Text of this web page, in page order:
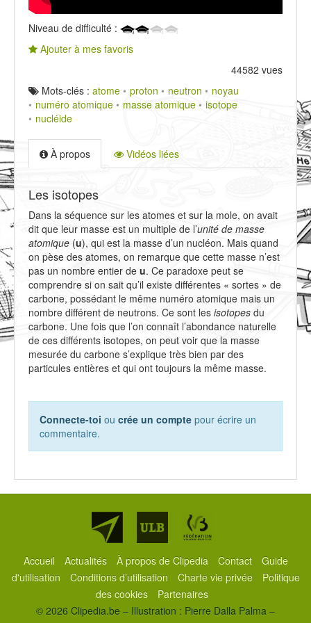
Niveau de difficulté :
Ajouter à mes favoris
44582 vues
Mots-clés : atome proton neutron
noyau
numéro atomique
masse atomique
isotope
nucléide
À propos Vidéos liées
Les isotopes
Dans la séquence sur les atomes et sur la mole, on avait
dit que leur masse est un multiple de l’unité de masse
atomique (u), qui est la masse d’un nucléon. Mais quand
on pèse des atomes, on remarque que cette masse n’est
pas un nombre entier de u. Ce paradoxe peut se
comprendre si on sait qu’il existe différentes « sortes » de
carbone, possédant le même numéro atomique mais un
nombre différent de neutrons. Ce sont les isotopes du
carbone. Une fois que l’on connaît l’abondance naturelle
de ces différents isotopes, on peut voir que la masse
mesurée du carbone s’explique très bien par des
particules entières et qui ont toujours la même masse.
Connecte-toi ou crée un compte pour écrire un
commentaire.
Partenaires
Accueil Actualités À propos de Clipedia Contact
Guide
d'utilisation
Conditions d’utilisation Charte vie privée
Politique
des cookies
Partenaires
© 2026 Clipedia.be – Illustration : Pierre Dalla Palma –